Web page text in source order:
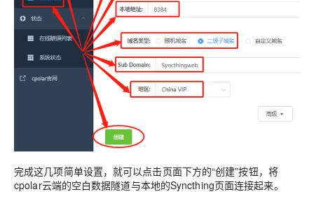
完成这几项简单设置，就可以点击页面下方的“创建”按钮，将
cpolar云端的空白数据隧道与本地的Syncthing页面连接起来。